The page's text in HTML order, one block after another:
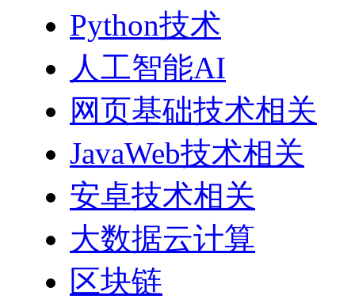
Python技术
人工智能AI
网页基础技术相关
JavaWeb技术相关
安卓技术相关
大数据云计算
区块链